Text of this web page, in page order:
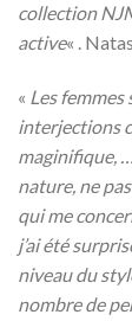
collection
active« .
« Les
interjections
maginifique,
nature, ne
qui me
j’ai été
niveau du
nombre de